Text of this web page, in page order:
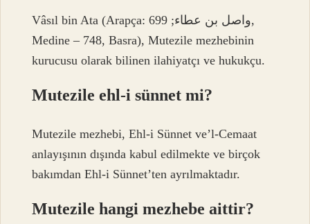
Vâsıl bin Ata (Arapça: واصل بن عطاء; 699,
Medine – 748, Basra), Mutezile mezhebinin
kurucusu olarak bilinen ilahiyatçı ve hukukçu.
Mutezile ehl-i sünnet mi?
Mutezile mezhebi, Ehl-i Sünnet ve’l-Cemaat
anlayışının dışında kabul edilmekte ve birçok
bakımdan Ehl-i Sünnet’ten ayrılmaktadır.
Mutezile hangi mezhebe aittir?